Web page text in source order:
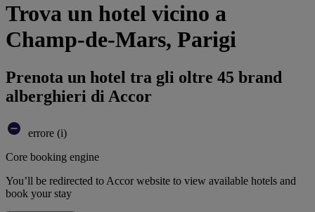
Trova un hotel vicino a
Champ-de-Mars, Parigi
Prenota un hotel tra gli oltre 45 brand
alberghieri di Accor
errore (i)
Core booking engine
You’ll be redirected to Accor website to view available hotels and
book your stay